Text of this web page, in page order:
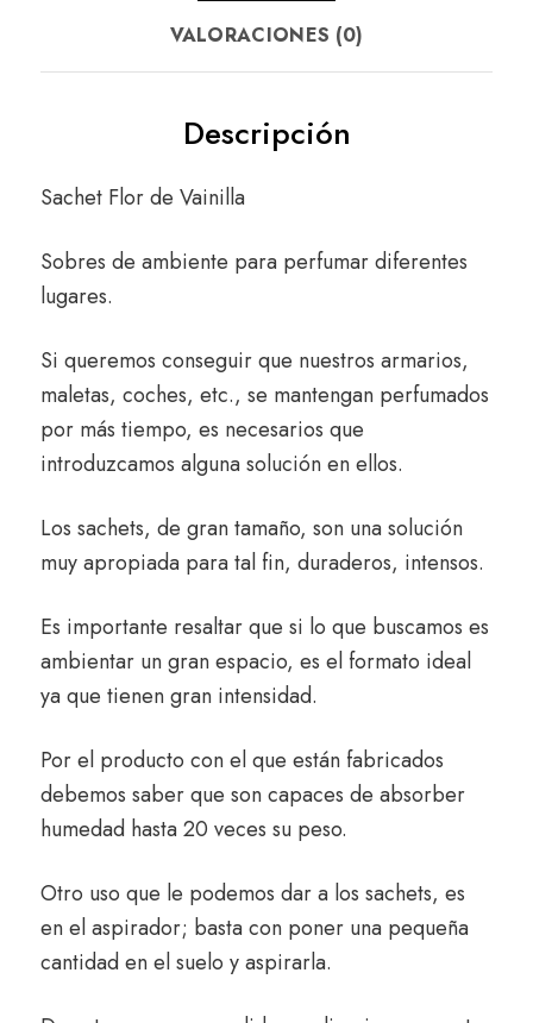
VALORACIONES (0)
Descripción
Sachet Flor de Vainilla
Sobres de ambiente para perfumar diferentes
lugares.
Si queremos conseguir que nuestros armarios,
maletas, coches, etc., se mantengan perfumados
por más tiempo, es necesarios que
introduzcamos alguna solución en ellos.
Los sachets, de gran tamaño, son una solución
muy apropiada para tal fin, duraderos, intensos.
Es importante resaltar que si lo que buscamos es
ambientar un gran espacio, es el formato ideal
ya que tienen gran intensidad.
Por el producto con el que están fabricados
debemos saber que son capaces de absorber
humedad hasta 20 veces su peso.
Otro uso que le podemos dar a los sachets, es
en el aspirador; basta con poner una pequeña
cantidad en el suelo y aspirarla.